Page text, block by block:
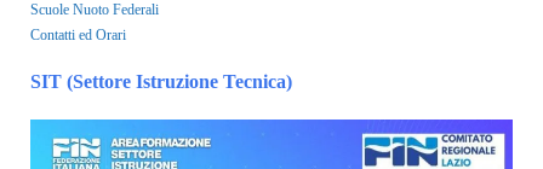
Scuole Nuoto Federali
Contatti ed Orari
SIT (Settore Istruzione Tecnica)